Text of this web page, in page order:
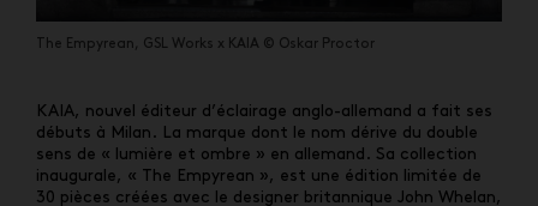
The Empyrean, GSL Works x KAIA © Oskar Proctor
KAIA, nouvel éditeur d’éclairage anglo-allemand a fait ses
débuts à Milan. La marque dont le nom dérive du double
sens de « lumière et ombre » en allemand. Sa collection
inaugurale, « The Empyrean », est une édition limitée de
30 pièces créées avec le designer britannique John Whelan,